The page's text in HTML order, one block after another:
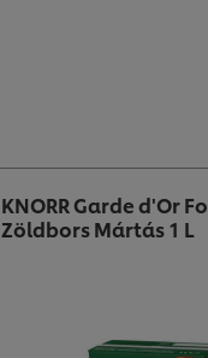
KNORR Garde d'Or
Zöldbors Mártás 1 L